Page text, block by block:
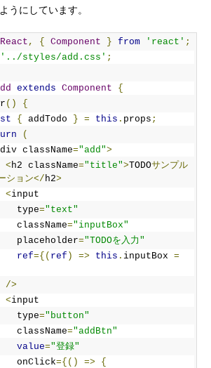
うにしています。
React , { Component } from 'react' ;
'../styles/add.css' ;
extends Component
{
()
{
{ addTodo } = this . props ;
(
div className="add">
<h2 className="title">TODOサンプル
ション</h2>
<input
          type
="text"
          className
="inputBox"
          placeholder
="TODOを入力"
ref={( ref ) => this . inputBox =
/>
<input
          type
="button"
          className
="addBtn"
value="登録"
          onClick
={() =>
{